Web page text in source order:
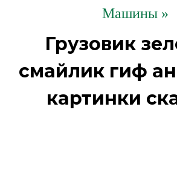
Машины »
Грузовик
смайлик гиф
картинки